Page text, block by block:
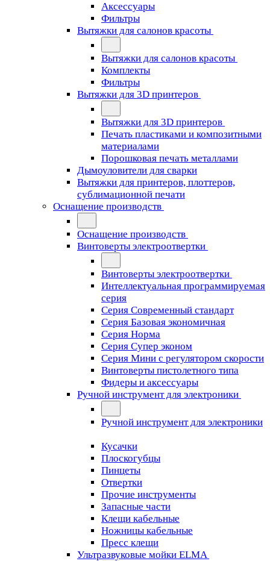
Аксессуары
Фильтры
Вытяжки для салонов красоты
Вытяжки для салонов красоты
Комплекты
Фильтры
Вытяжки для 3D принтеров
Вытяжки для 3D принтеров
Печать пластиками и композитными
материалами
Порошковая печать металлами
Дымоуловители для сварки
Вытяжки для принтеров, плоттеров,
сублимационной печати
Оснащение производств
Оснащение производств
Винтоверты электроотвертки
Винтоверты электроотвертки
Интеллектуальная программируемая
серия
Серия Современный стандарт
Серия Базовая экономичная
Серия Норма
Серия Cупер эконом
Серия Мини с регулятором скорости
Винтоверты пистолетного типа
Фидеры и аксессуары
Ручной инструмент для электроники
Ручной инструмент для электроники
Кусачки
Плоскогубцы
Пинцеты
Отвертки
Прочие инструменты
Запасные части
Клещи кабельные
Ножницы кабельные
Пресс клещи
Ультразвуковые мойки ELMA